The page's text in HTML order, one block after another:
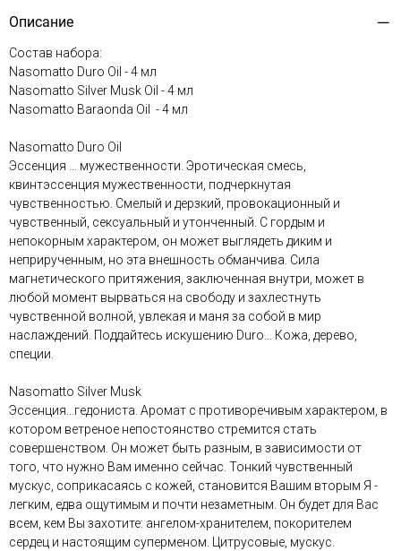
Описание
Состав набора:
Nasomatto Duro Oil - 4 мл
Nasomatto Silver Musk Oil - 4 мл
Nasomatto Baraonda Oil - 4 мл
Nasomatto Duro Oil
Эссенция … мужественности. Эротическая смесь,
квинтэссенция мужественности, подчеркнутая
чувственностью. Смелый и дерзкий, провокационный и
чувственный, сексуальный и утонченный. С гордым и
непокорным характером, он может выглядеть диким и
неприрученным, но эта внешность обманчива. Сила
магнетического притяжения, заключенная внутри, может в
любой момент вырваться на свободу и захлестнуть
чувственной волной, увлекая и маня за собой в мир
наслаждений. Поддайтесь искушению Duro... Кожа, дерево,
специи.
Nasomatto Silver Musk
Эссенция…гедониста. Аромат с противоречивым характером, в
котором ветреное непостоянство стремится стать
совершенством. Он может быть разным, в зависимости от
того, что нужно Вам именно сейчас. Тонкий чувственный
мускус, соприкасаясь с кожей, становится Вашим вторым Я -
легким, едва ощутимым и почти незаметным. Он будет для Вас
всем, кем Вы захотите: ангелом-хранителем, покорителем
сердец и настоящим суперменом. Цитрусовые, мускус.